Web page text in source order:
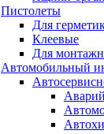
Пистолеты
Для
Клеевые
Для
Автомобильный